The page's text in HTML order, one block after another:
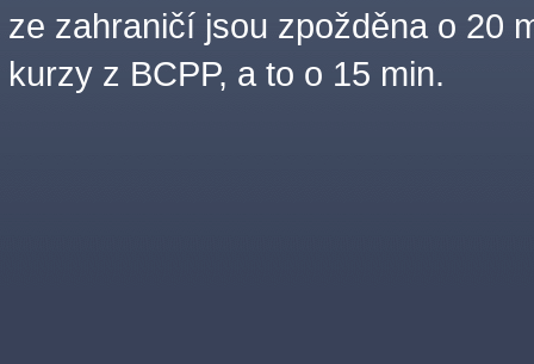
ze zahraničí jsou zpožděna o 20
kurzy z BCPP, a to o 15 min.